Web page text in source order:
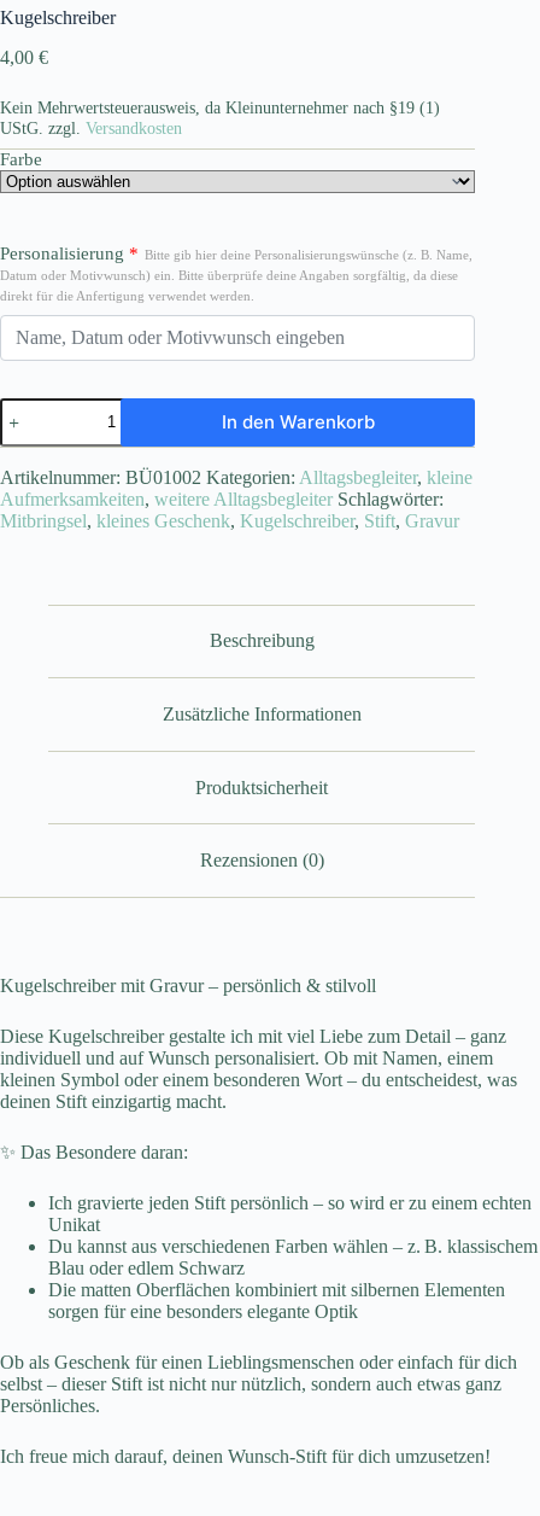
Kugelschreiber
4,00 €
Kein Mehrwertsteuerausweis, da Kleinunternehmer nach §19 (1)
UStG. zzgl. Versandkosten
Farbe
Personalisierung * Bitte gib hier deine Personalisierungswünsche (z. B. Name,
Datum oder Motivwunsch) ein. Bitte überprüfe deine Angaben sorgfältig, da diese
direkt für die Anfertigung verwendet werden.
Kugelschreiber
Menge
In den Warenkorb
Artikelnummer: BÜ01002 Kategorien: Alltagsbegleiter, kleine
Aufmerksamkeiten, weitere Alltagsbegleiter Schlagwörter:
Mitbringsel, kleines Geschenk, Kugelschreiber, Stift, Gravur
Beschreibung
Zusätzliche Informationen
Produktsicherheit
Rezensionen (0)
Kugelschreiber mit Gravur – persönlich & stilvoll
Diese Kugelschreiber gestalte ich mit viel Liebe zum Detail – ganz
individuell und auf Wunsch personalisiert. Ob mit Namen, einem
kleinen Symbol oder einem besonderen Wort – du entscheidest, was
deinen Stift einzigartig macht.
✨ Das Besondere daran:
Ich gravierte jeden Stift persönlich – so wird er zu einem echten
Unikat
Du kannst aus verschiedenen Farben wählen – z. B. klassischem
Blau oder edlem Schwarz
Die matten Oberflächen kombiniert mit silbernen Elementen
sorgen für eine besonders elegante Optik
Ob als Geschenk für einen Lieblingsmenschen oder einfach für dich
selbst – dieser Stift ist nicht nur nützlich, sondern auch etwas ganz
Persönliches.
Ich freue mich darauf, deinen Wunsch-Stift für dich umzusetzen!